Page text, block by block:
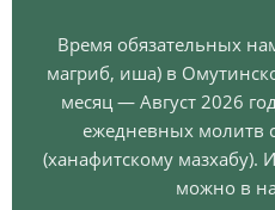
Время обязательных
магриб, иша) в
месяц — Август 2026
ежедневных молитв
(ханафитскому мазхабу).
можно в